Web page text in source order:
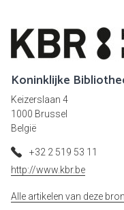
Koninklijke
Keizerslaan 4
1000 Brussel
België
+32 2 519 53 11
http://www.kbr.be
Alle artikelen van deze bron